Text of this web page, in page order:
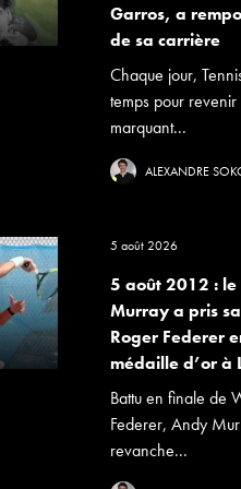
Garros, a
de sa carrière
Chaque jour,
temps pour
marquant...
ALEXANDRE
5 août 2026
5 août 2012 :
Murray a pris
Roger Federer
médaille d’or à
Battu en finale de
Federer, Andy
revanche...